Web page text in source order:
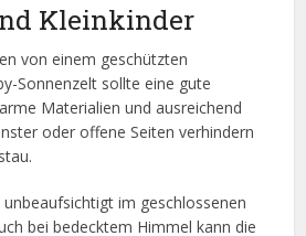
Kleinkinder
von einem geschützten
Sonnenzelt sollte eine gute
Materialien und ausreichend
oder offene Seiten verhindern
im geschlossenen
bei bedecktem Himmel kann die